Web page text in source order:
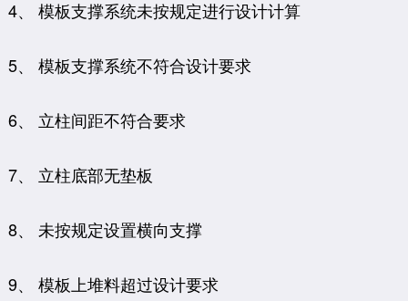
4、 模板支撑系统未按规定进行设计计算
5、 模板支撑系统不符合设计要求
6、 立柱间距不符合要求
7、 立柱底部无垫板
8、 未按规定设置横向支撑
9、 模板上堆料超过设计要求